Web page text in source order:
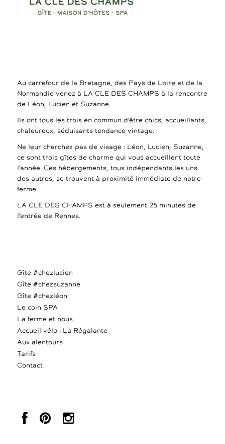
Au carrefour de la Bretagne, des Pays de Loire et de la
Normandie venez à LA CLE DES CHAMPS à la rencontre
de Léon, Lucien et Suzanne.
Ils ont tous les trois en commun d’être chics, accueillants,
chaleureux, séduisants tendance vintage.
Ne leur cherchez pas de visage : Léon, Lucien, Suzanne,
ce sont trois gîtes de charme qui vous accueillent toute
l’année. Ces hébergements, tous indépendants les uns
des autres, se trouvent à proximité immédiate de notre
ferme.
LA CLE DES CHAMPS est à seulement 25 minutes de
l’entrée de Rennes.
Gîte #chezlucien
Gîte #chezsuzanne
Gîte #chezléon
Le coin SPA
La ferme et nous
Accueil vélo : La Régalante
Aux alentours
Tarifs
Contact